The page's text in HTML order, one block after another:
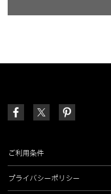
ご利用条件
プライバシーポリシー